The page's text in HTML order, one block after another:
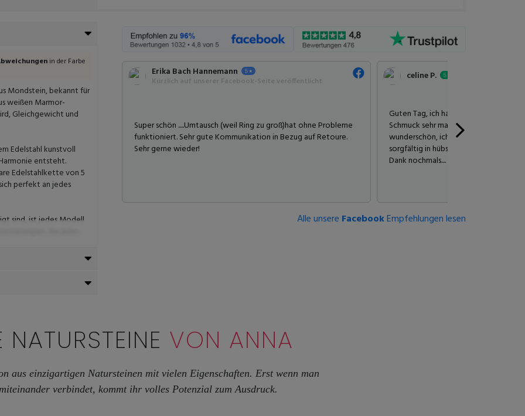
in der Farbe
Mondstein, bekannt für
weißen Marmor-
Gleichgewicht und
Edelstahl kunstvoll
entsteht.
Edelstahlkette von 5
perfekt an jedes
sind, ist jedes Modell
Erika Bach Hannemann
Super schön .....Umtausch (weil Ring zu groß)hat ohne Probleme
funktioniert. Sehr gute Kommunikation in Bezug auf Retoure.
Sehr gerne wieder!
celine P.
Guten Tag, ich habe schon mehrmals
Schmuck sehr mag, Armbänder, Ringe
wunderschön, ich liebe sie... Die
sorgfältig in hübschen kleinen
Dank nochmals....
Alle unsere FacebookEmpfehlungen lesen
NATURSTEINE VON ANNA
aus einzigartigen Natursteinen mit vielen Eigenschaften. Erst wenn man
verbindet, kommt ihr volles Potenzial zum Ausdruck.